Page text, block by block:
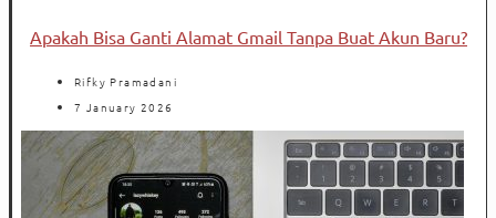
Apakah Bisa Ganti Alamat Gmail Tanpa Buat Akun Baru?
Rifky Pramadani
7 January 2026